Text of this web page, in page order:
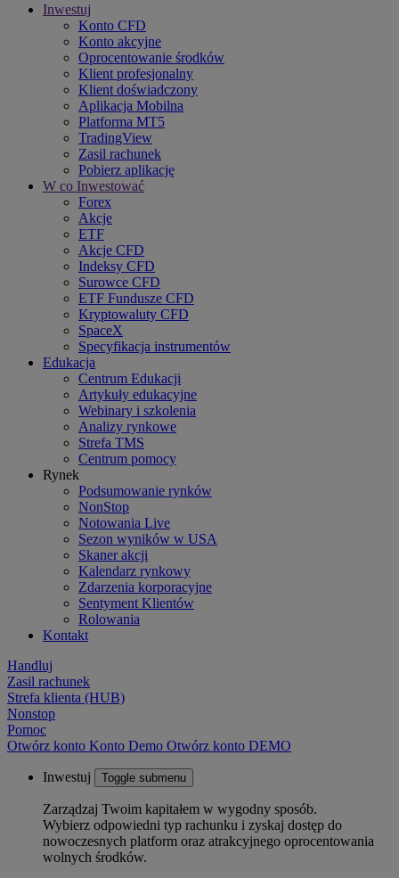
Inwestuj
Konto CFD
Konto akcyjne
Oprocentowanie środków
Klient profesjonalny
Klient doświadczony
Aplikacja Mobilna
Platforma MT5
TradingView
Zasil rachunek
Pobierz aplikację
W co Inwestować
Forex
Akcje
ETF
Akcje CFD
Indeksy CFD
Surowce CFD
ETF Fundusze CFD
Kryptowaluty CFD
SpaceX
Specyfikacja instrumentów
Edukacja
Centrum Edukacji
Artykuły edukacyjne
Webinary i szkolenia
Analizy rynkowe
Strefa TMS
Centrum pomocy
Rynek
Podsumowanie rynków
NonStop
Notowania Live
Sezon wyników w USA
Skaner akcji
Kalendarz rynkowy
Zdarzenia korporacyjne
Sentyment Klientów
Rolowania
Kontakt
Handluj
Zasil rachunek
Strefa klienta (HUB)
Nonstop
Pomoc
Otwórz konto Konto Demo Otwórz konto DEMO
Inwestuj Toggle submenu
Zarządzaj Twoim kapitałem w wygodny sposób.
Wybierz odpowiedni typ rachunku i zyskaj dostęp do
nowoczesnych platform oraz atrakcyjnego oprocentowania
wolnych środków.